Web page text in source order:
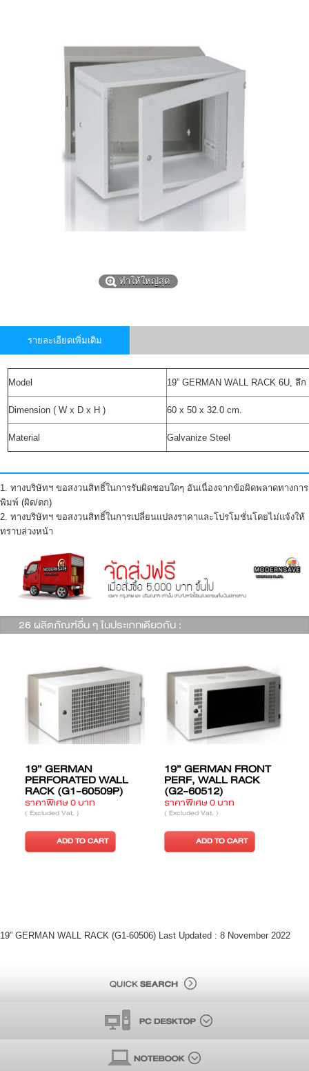
ทำให้ใหญ่สุด
รายละเอียดเพิ่มเติม
Model 19” GERMAN WALL RACK 6U, ลึ
Dimension ( W x D x H ) 60 x 50 x 32.0 cm.
Material Galvanize Steel
1. ทางบริษัทฯ ขอสงวนสิทธิ์ในการรับผิดชอบใดๆ อันเนื่องจากข้อผิดพลาดทางการ
พิมพ์ (ผิด/ตก)
2. ทางบริษัทฯ ขอสงวนสิทธิ์ในการเปลี่ยนแปลงราคาและโปรโมชั่นโดยไม่แจ้งให้
ทราบล่วงหน้า
26 ผลิตภัณฑ์อื่น ๆ ในประเภทเดียวกัน :
19” GERMAN
PERFORATED WALL
RACK (G1-60509P)
ราคาพิเศษ 0 บาท
( Excluded Vat. )
ADD TO CART
19” GERMAN FRONT
PERF, WALL RACK
(G2-60512)
ราคาพิเศษ 0 บาท
( Excluded Vat. )
ADD TO CART
19” GERMAN WALL RACK (G1-60506) Last Updated : 8 November 2022